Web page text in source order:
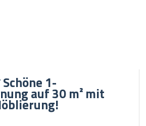
1-
auf 30 m² mit